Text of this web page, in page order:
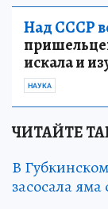
Над СССР
искала и
НАУКА
ЧИТАЙТЕ
В
засосала яма